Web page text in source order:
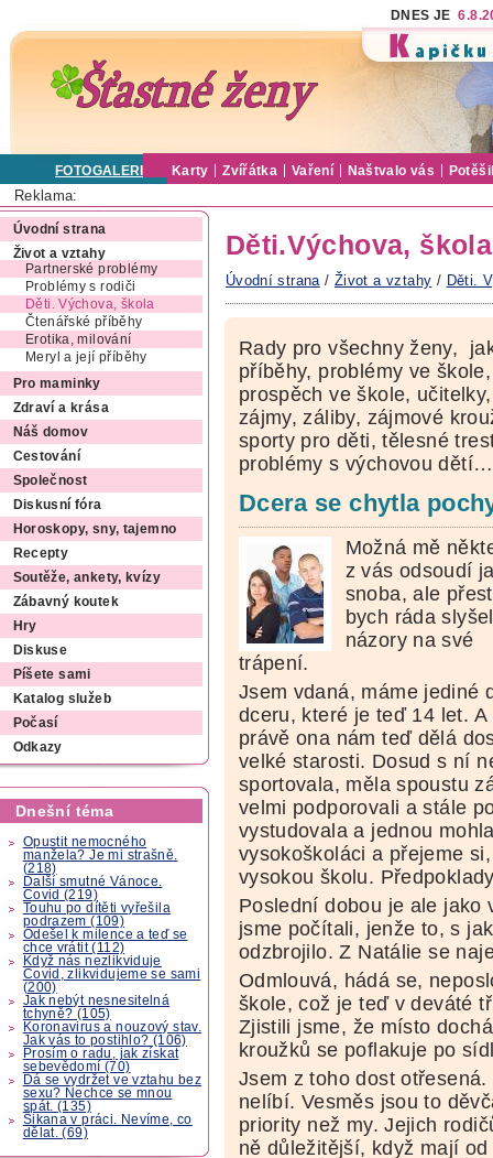
DNES JE
FOTOGALERIE Karty Zvířátka Vaření Naštvalo vás
Reklama:
Úvodní strana
Život a vztahy
Partnerské problémy
Problémy s rodiči
Děti. Výchova, škola
Čtenářské příběhy
Erotika, milování
Meryl a její příběhy
Pro maminky
Zdraví a krása
Náš domov
Cestování
Společnost
Diskusní fóra
Horoskopy, sny, tajemno
Recepty
Soutěže, ankety, kvízy
Zábavný koutek
Hry
Diskuse
Píšete sami
Katalog služeb
Počasí
Odkazy
Dnešní téma
Opustit nemocného
manžela? Je mi strašně.
(218)
Další smutné Vánoce.
Covid (219)
Touhu po dítěti vyřešila
podrazem (109)
Odešel k milence a teď se
chce vrátit (112)
Když nás nezlikviduje
Covid, zlikvidujeme se sami
(200)
Jak nebýt nesnesitelná
tchyně? (105)
Koronavirus a nouzový stav.
Jak vás to postihlo? (106)
Prosím o radu, jak získat
sebevědomí (70)
Dá se vydržet ve vztahu bez
sexu? Nechce se mnou
spát. (135)
Šikana v práci. Nevíme, co
dělat. (69)
Děti.Výchova,
Úvodní strana / Život a vztahy / Děti.
Rady pro všechny ženy,
příběhy, problémy ve
prospěch ve škole,
zájmy, záliby, zájmové
sporty pro děti, tělesné
problémy s výchovou dětí…
Dcera se chytla
Možná mě
z vás odsoudí
snoba, ale
bych ráda
názory na své
trápení.
Jsem vdaná, máme jediné
dceru, které je teď 14 let. A
právě ona nám teď dělá
velké starosti. Dosud s ní
sportovala, měla spoustu
velmi podporovali a stále
vystudovala a jednou
vysokoškoláci a přejeme
vysokou školu.
Poslední dobou je ale jako
jsme počítali, jenže to, s
odzbrojilo. Z Natálie se
Odmlouvá, hádá se,
škole, což je teď v deváté
Zjistili jsme, že místo
kroužků se poflakuje po
Jsem z toho dost
nelíbí. Vesměs jsou to
priority než my. Jejich
ně důležitější, když mají